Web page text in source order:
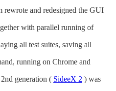
rewrote and redesigned the GUI
with parallel running of
all test suites, saving all
running on Chrome and
generation ( SideeX 2 ) was